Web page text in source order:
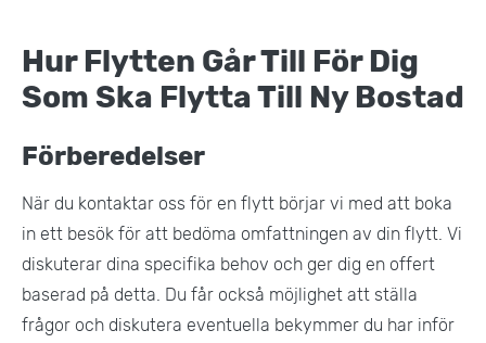
Hur Flytten Går Till För Dig
Som Ska Flytta Till Ny Bostad
Förberedelser
När du kontaktar oss för en flytt börjar vi med att boka
in ett besök för att bedöma omfattningen av din flytt. Vi
diskuterar dina specifika behov och ger dig en offert
baserad på detta. Du får också möjlighet att ställa
frågor och diskutera eventuella bekymmer du har inför